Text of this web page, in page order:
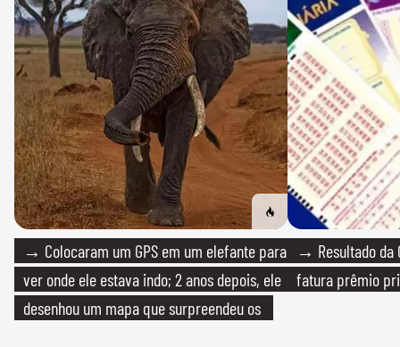
→ Colocaram um GPS em um elefante para
ver onde ele estava indo; 2 anos depois, ele
desenhou um mapa que surpreendeu os
→ Resultado da
fatura prêmio